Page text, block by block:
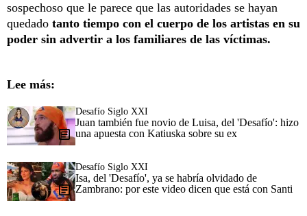
sospechoso que le parece que las autoridades se hayan
quedado tanto tiempo con el cuerpo de los artistas en su
poder sin advertir a los familiares de las víctimas.
Lee más:
Desafío Siglo XXI
Juan también fue novio de Luisa, del 'Desafío': hizo
una apuesta con Katiuska sobre su ex
Desafío Siglo XXI
Isa, del 'Desafío', ya se habría olvidado de
Zambrano: por este video dicen que está con Santi